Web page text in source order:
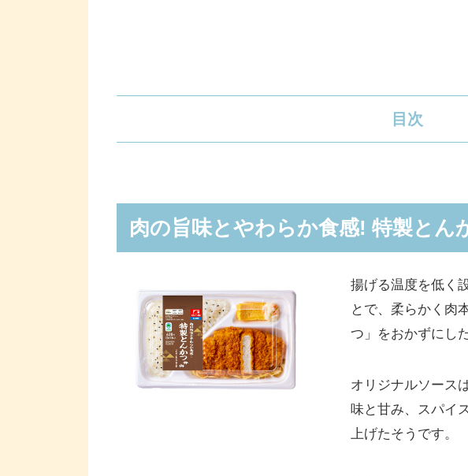
目次
とろっとチーズソースの鉄板焼ビーフハンバーグ弁
「ごくうま! 四福(しふく)弁当」の100円割引券が当
環境に配慮した容器を使用
“四福神”に変身した吉田鋼太郎さん出演のCMが公開
肉の旨味とやわらか食感! 特製とん
揚げる温度を低く
とで、柔らかく肉
つ」をおかずにし
オリジナルソース
味と甘み、スパイ
上げたそうです。